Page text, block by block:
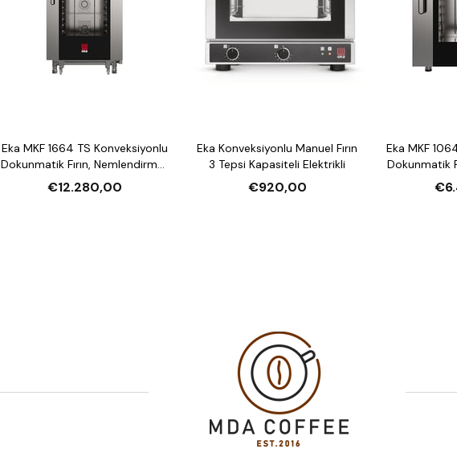
Eka MKF 1664 TS Konveksiyonlu
Dokunmatik Fırın, Nemlendirmeli
16 Tepsi Kapasiteli Elektrikli
€12.280,00
Eka Konveksiyonlu Manuel Fırın
3 Tepsi Kapasiteli Elektrikli
€920,00
Eka MKF
Dokunmatik
10 Tepsi